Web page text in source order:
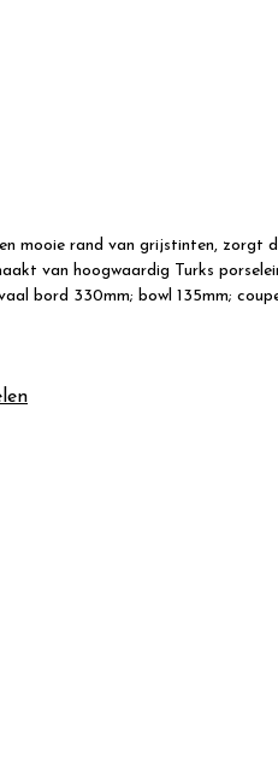
mooie rand van grijstinten, zorgt
van hoogwaardig Turks
bord 330mm; bowl 135mm;